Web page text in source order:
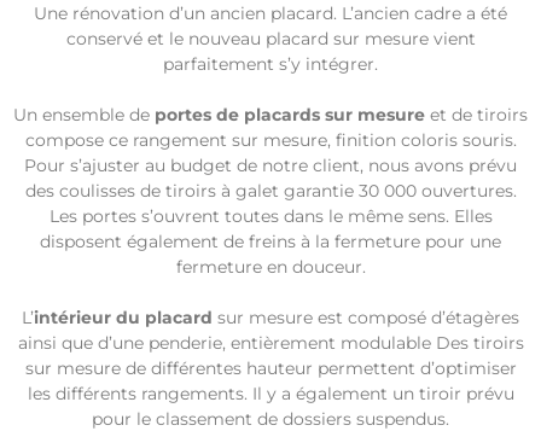
Une rénovation d’un ancien placard. L’ancien cadre a été
conservé et le nouveau placard sur mesure vient
parfaitement s’y intégrer.
Un ensemble de portes de placards sur mesure et de tiroirs
compose ce rangement sur mesure, finition coloris souris.
Pour s’ajuster au budget de notre client, nous avons prévu
des coulisses de tiroirs à galet garantie 30 000 ouvertures.
Les portes s’ouvrent toutes dans le même sens. Elles
disposent également de freins à la fermeture pour une
fermeture en douceur.
L’intérieur du placard sur mesure est composé d’étagères
ainsi que d’une penderie, entièrement modulable Des tiroirs
sur mesure de différentes hauteur permettent d’optimiser
les différents rangements. Il y a également un tiroir prévu
pour le classement de dossiers suspendus.